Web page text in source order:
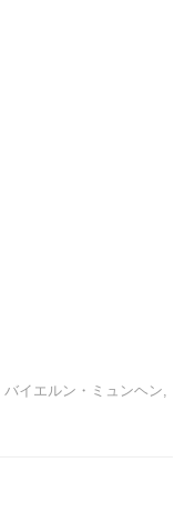
バイエルン・ミュンヘン,